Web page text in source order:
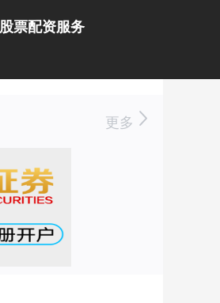
票配资服务
更多